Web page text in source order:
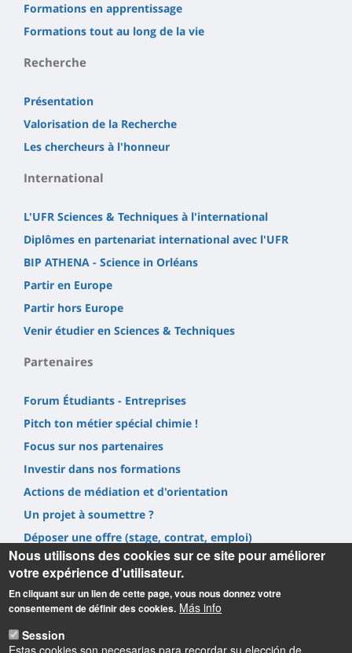
Formations en apprentissage
Formations tout au long de la vie
Recherche
Présentation
Valorisation de la Recherche
Les chercheurs à l'honneur
International
L'UFR Sciences & Techniques à l'international
Diplômes en partenariat international avec l'UFR
BIP ATHENA - Science in Orléans
Partir en Europe
Partir hors Europe
Venir étudier en Sciences & Techniques
Partenaires
Forum Étudiants - Entreprises
Pitch ton métier spécial chimie !
Focus sur nos partenaires
Investir dans nos formations
Actions de médiation et d'orientation
Un projet à soumettre ?
Déposer une offre (stage, contrat, emploi)
Prestations
Nous utilisons des cookies sur ce site pour améliorer
votre expérience d'utilisateur.
En cliquant sur un lien de cette page, vous nous donnez votre
consentement de définir des cookies. Más info
Session
Estas cookies son necesarias para recordar su elección de